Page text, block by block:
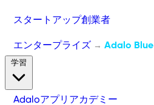
スタートアップ創業者
エンタープライズ → Adalo Blue
Adaloアプリアカデミー